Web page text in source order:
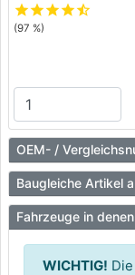
starstarstarstarstar_half
(97 %)
OEM- /
Baugleiche Artikel
Fahrzeuge in
WICHTIG!